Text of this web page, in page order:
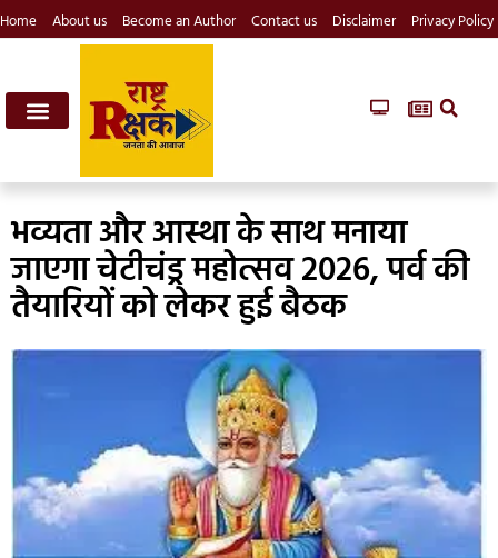
Home About us Become an Author Contact us Disclaimer Privacy Policy
भव्यता और आस्था के साथ मनाया
जाएगा चेटीचंड्र महोत्सव 2026, पर्व की
तैयारियों को लेकर हुई बैठक